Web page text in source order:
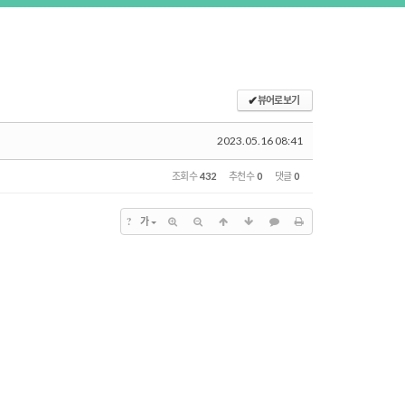
✔뷰어로 보기
2023.05.16 08:41
조회 수432 추천 수0 댓글0
? 가